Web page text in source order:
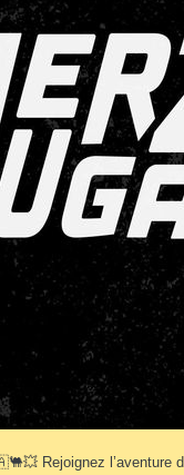
Rejoignez l’aventure